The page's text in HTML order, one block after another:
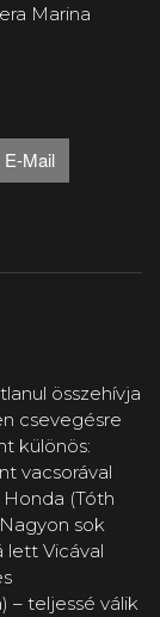
Marina
E-Mail
összehívja
csevegésre
különös:
vacsorával
(Tóth
sok
lett Vicával
– teljessé válik